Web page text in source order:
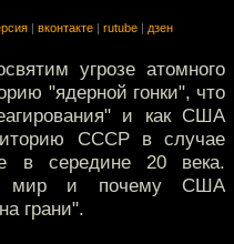
вконтакте rutube дзен
угрозе атомного
"ядерной гонки", что
и как США
СССР в случае
в середине 20 века.
мир и почему США
грани".